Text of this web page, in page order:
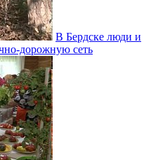
В Бердске люди и
сеть